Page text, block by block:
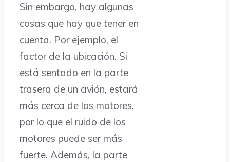
Sin embargo, hay algunas
cosas que hay que tener en
cuenta. Por ejemplo, el
factor de la ubicación. Si
está sentado en la parte
trasera de un avión, estará
más cerca de los motores,
por lo que el ruido de los
motores puede ser más
fuerte. Además, la parte